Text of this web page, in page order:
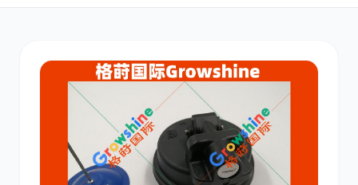
其他 小松
沃尔沃 康明斯